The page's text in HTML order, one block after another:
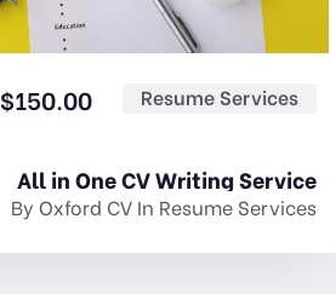
Resume Services
$150.00
All in One CV Writing Service
ByOxford CV In Resume Services